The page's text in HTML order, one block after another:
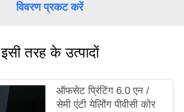
विवरण प्रकट करें
इसी तरह के उत्पादों
ऑफसेट प्रिंटिंग 6.0 एन /
सेमी एंटी येलोिंग पीवीसी कोर